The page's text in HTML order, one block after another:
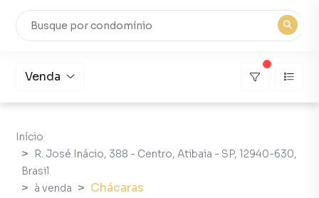
Venda
Início
R. José Inácio, 388 - Centro, Atibaia - SP, 12940-630,
Brasil
à venda
Chácaras